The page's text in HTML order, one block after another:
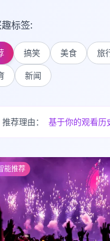
标签:
搞笑 美食 旅
新闻
推荐理由： 基于你的观看历
能推荐